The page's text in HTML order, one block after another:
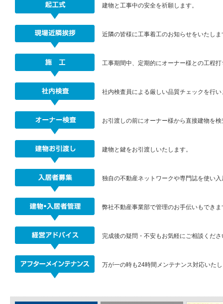
建物と工事中の安全を祈願します。
近隣の皆様に工事着工のお知らせをいたしま
工事期間中、定期的にオーナー様との工程
社内検査員による厳しい品質チェックを行い
お引渡しの前にオーナー様から直接建物を
建物と鍵をお引渡しいたします。
独自の不動産ネットワークや専門誌を使い
弊社不動産事業部で管理のお手伝いもできま
完成後の疑問・不安もお気軽にご相談くださ
万が一の時も24時間メンテナンス対応いた